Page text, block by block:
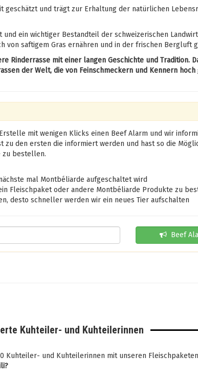
geschätzt und trägt zur Erhaltung der natürlichen
ein wichtiger Bestandteil der schweizerischen
von saftigem Gras ernähren und in der frischen Bergluft
Rinderrasse mit einer langen Geschichte und Tradition.
der Welt, die von Feinschmeckern und Kennern hoch
mit wenigen Klicks einen Beef Alarm und wir
zu den ersten die informiert werden und hast so die
zu bestellen.
mal Montbéliarde aufgeschaltet wird
Fleischpaket oder andere Montbéliarde Produkte zu
desto schneller werden wir ein neues Tier aufschalten
Beef
Kuhteiler- und Kuhteilerinnen
Kuhteiler- und Kuhteilerinnen mit unseren